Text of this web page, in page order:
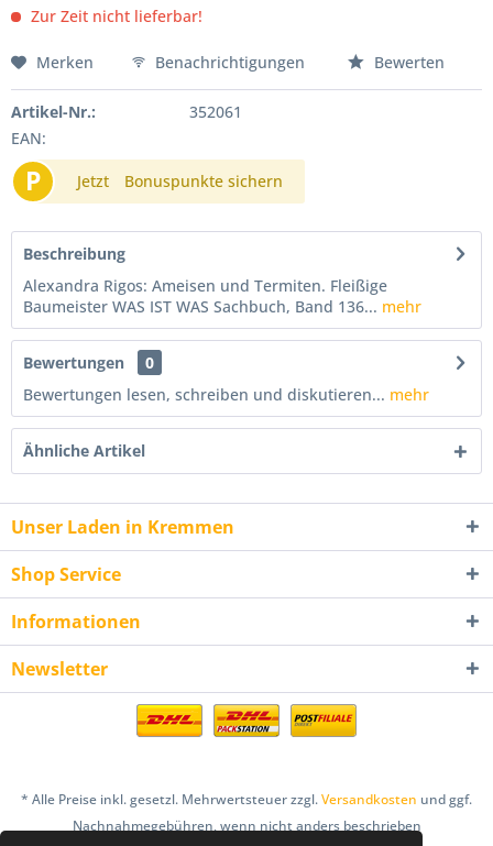
Zur Zeit nicht lieferbar!
Merken Benachrichtigungen Bewerten
Artikel-Nr.:
352061
EAN:
P Jetzt Bonuspunkte sichern
Beschreibung
Alexandra Rigos: Ameisen und Termiten. Fleißige
Baumeister WAS IST WAS Sachbuch, Band 136... mehr
Bewertungen
0
Bewertungen lesen, schreiben und diskutieren... mehr
Ähnliche Artikel
Unser Laden in Kremmen
Shop Service
Informationen
Newsletter
* Alle Preise inkl. gesetzl. Mehrwertsteuer zzgl.Versandkosten und ggf.
Nachnahmegebühren, wenn nicht anders beschrieben